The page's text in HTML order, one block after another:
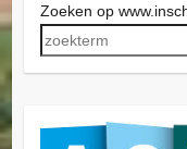
Zoeken op